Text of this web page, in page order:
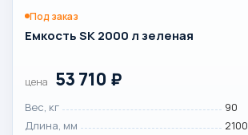
Под заказ
Емкость SK 2000 л зеленая
цена 53 710 ₽
Вес, кг
90
Длина, мм
2100